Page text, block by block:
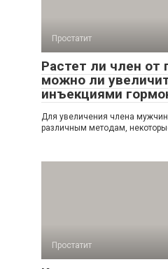
Простатит
Растет ли член от
можно ли
инъекциями
Для увеличения члена
различным методам,
Простатит